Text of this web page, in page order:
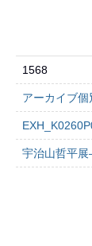
1568
アーカイブ個
宇治山哲平